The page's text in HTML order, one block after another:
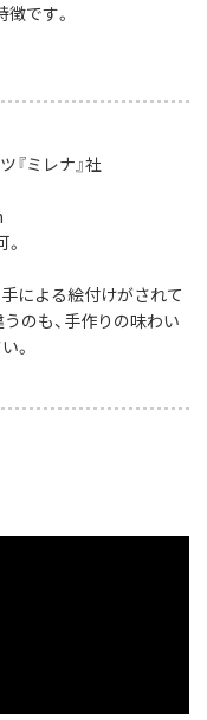
です。
ミレナ』社
による絵付けがされて
のも、手作りの味わい
。